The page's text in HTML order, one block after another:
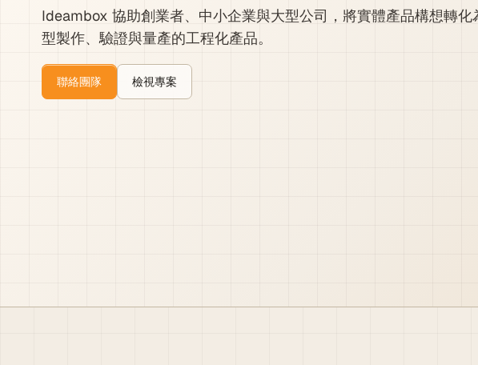
Ideambox 協助創業者、中小企業與大型公司，將實體產品構想轉化
型製作、驗證與量產的工程化產品。
聯絡團隊 檢視專案